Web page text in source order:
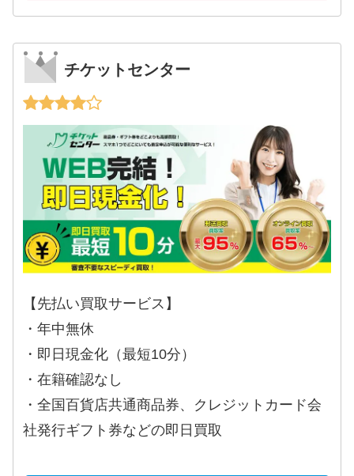
チケットセンター
【先払い買取サービス】
・年中無休
・即日現金化（最短10分）
・在籍確認なし
・全国百貨店共通商品券、クレジットカード会
社発行ギフト券などの即日買取